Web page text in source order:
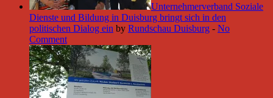
Unternehmerverband Soziale
Dienste und Bildung in Duisburg bringt sich in den
politischen Dialog ein by Rundschau Duisburg - No
Comment